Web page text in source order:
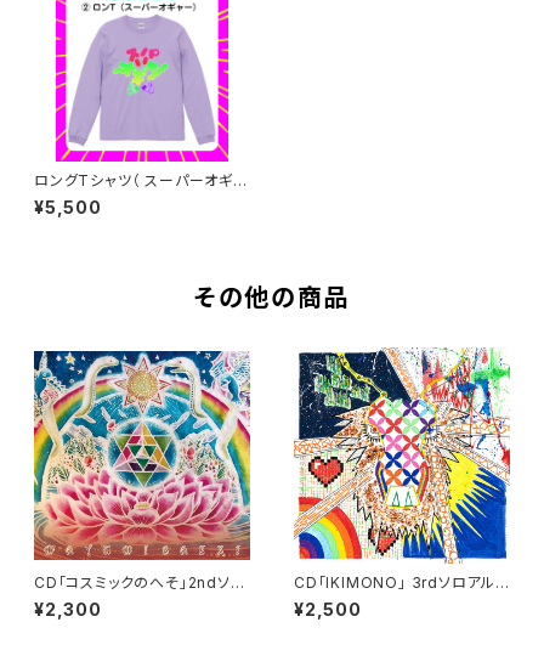
ロングTシャツ（ スーパーオギャ
ー）バックプリント有り
¥5,500
その他の商品
CD「コスミックのへそ」2ndソロ
アルバム
¥2,300
CD「IKIMONO」 3rdソロアルバ
ム
¥2,500